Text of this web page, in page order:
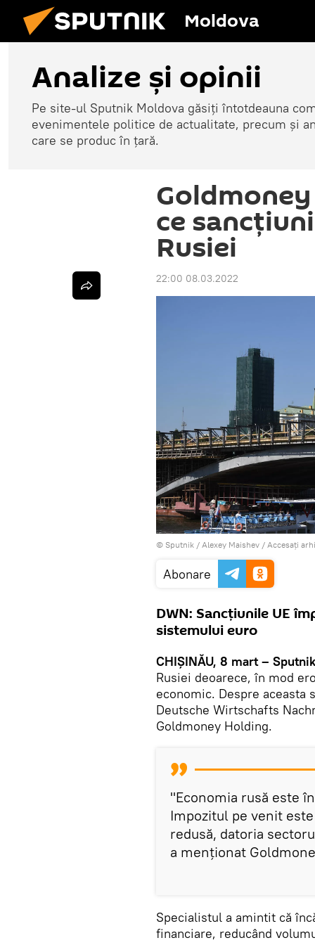
Moldova
Analize și opinii
Pe site-ul Sputnik Moldova găsiți întotdeauna
evenimentele politice de actualitate, precum și
care se produc în țară.
ce
Rusiei
22:00 08.03.2022
© Sputnik / Alexey Maishev / Accesați
Abonare
DWN: Sancțiunile UE
sistemului euro
CHIȘINĂU, 8 mart –
Rusiei deoarece, în mod
economic. Despre
Deutsche Wirtschafts
Goldmoney Holding.
"Economia rusă este
Impozitul pe venit
redusă, datoria
a menționat
Specialistul a amintit că
financiare, reducând